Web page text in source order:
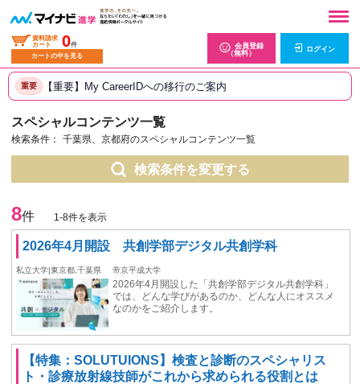
資料請求
カート
0件
カートの中を見る
会員登録
（無料）
ログイン
重要 【重要】My CareerIDへの移行のご案内
スペシャルコンテンツ一覧
検索条件： 千葉県、京都府のスペシャルコンテンツ一覧
検索条件を変更する
8件 1-8件を表示
2026年4月開設 共創学部デジタル共創学科
私立大学|東京都,千葉県 帝京平成大学
2026年4月開設した「共創学部デジタル共創学科」
では、どんな学びがあるのか、どんな人にオススメ
なのかをご紹介します。
【特集：SOLUTUIONS】検査と診断のスペシャリス
ト・診療放射線技師がこれから求められる役割とは